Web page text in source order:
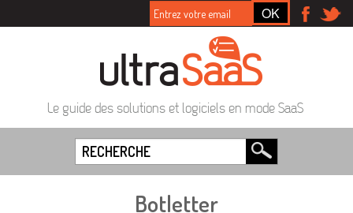
Le guide des solutions et logiciels en mode SaaS
Botletter